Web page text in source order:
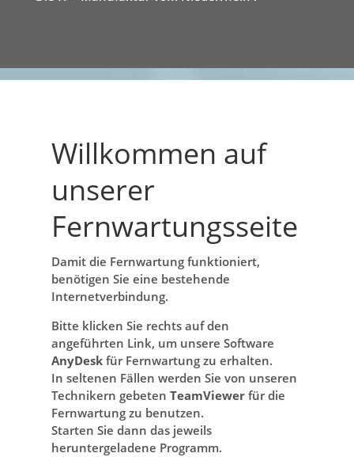
Willkommen auf
unserer
Fernwartungsseite
Damit die Fernwartung funktioniert,
benötigen Sie eine bestehende
Internetverbindung.
Bitte klicken Sie rechts auf den
angeführten Link, um unsere Software
AnyDeskfür Fernwartung zu erhalten.
In seltenen Fällen werden Sie von unseren
Technikern gebeten TeamViewerfür die
Fernwartung zu benutzen.
Starten Sie dann das jeweils
heruntergeladene Programm.